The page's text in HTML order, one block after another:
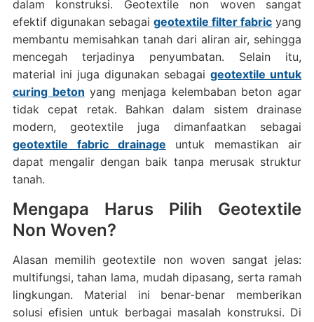
dalam konstruksi. Geotextile non woven sangat
efektif digunakan sebagai geotextile filter fabric yang
membantu memisahkan tanah dari aliran air, sehingga
mencegah terjadinya penyumbatan. Selain itu,
material ini juga digunakan sebagaigeotextile untuk
curing beton yang menjaga kelembaban beton agar
tidak cepat retak. Bahkan dalam sistem drainase
modern, geotextile juga dimanfaatkan sebagai
geotextile fabric drainage untuk memastikan air
dapat mengalir dengan baik tanpa merusak struktur
tanah.
Mengapa Harus Pilih Geotextile
Non Woven?
Alasan memilih geotextile non woven sangat jelas:
multifungsi, tahan lama, mudah dipasang, serta ramah
lingkungan. Material ini benar-benar memberikan
solusi efisien untuk berbagai masalah konstruksi. Di